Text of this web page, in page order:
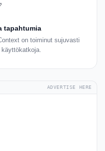
tapahtumia
on toiminut sujuvasti
käyttökatkoja.
ADVERTISE HERE